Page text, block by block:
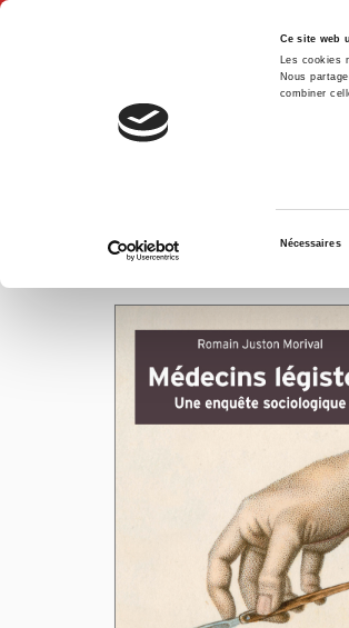
Ce site web
Les cookies
Nous
combiner
consentement
Nécessaires
IMAGES